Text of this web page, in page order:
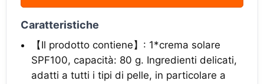
Caratteristiche
【Il prodotto contiene】: 1*crema solare
SPF100, capacità: 80 g. Ingredienti delicati,
adatti a tutti i tipi di pelle, in particolare a